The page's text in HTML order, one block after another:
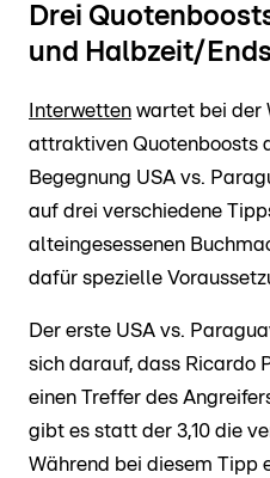
Drei
und Halbzeit/
Interwetten wartet bei der
attraktiven Quotenboosts
Begegnung USA vs.
auf drei verschiedene
alteingesessenen
dafür spezielle
Der erste USA vs.
sich darauf, dass Ricardo
einen Treffer des
gibt es statt der 3,10 die
Während bei diesem Tipp